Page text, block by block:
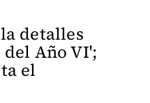
detalles
del Año VI';
el